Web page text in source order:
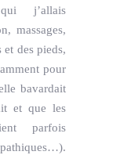
j’allais
massages,
et des pieds,
pour
bavardait
et que les
parfois